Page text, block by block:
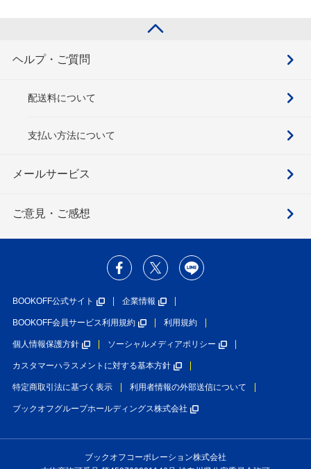
ヘルプ・ご質問
配送料について
支払い方法について
メールサービス
ご意見・ご感想
BOOKOFF公式サイト 企業情報
BOOKOFF会員サービス利用規約 利用規約
個人情報保護方針 ソーシャルメディアポリシー
カスタマーハラスメントに対する基本方針
特定商取引法に基づく表示 利用者情報の外部送信について
ブックオフグループホールディングス株式会社
ブックオフコーポレーション株式会社